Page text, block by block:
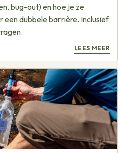
bug-out) en hoe je ze
dubbele barrière. Inclusief
LEES MEER